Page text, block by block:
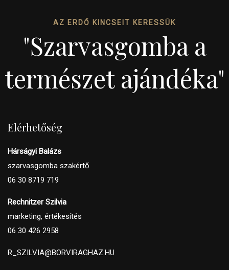
AZ ERDŐ KINCSEIT KERESSÜK
"Szarvasgomba a
természet ajándéka"
Elérhetőség
Hárságyi Balázs
szarvasgomba szakértő
06 30 8719 719
Rechnitzer Szilvia
marketing, értékesítés
06 30 426 2958
R_SZILVIA@BORVIRAGHAZ.HU